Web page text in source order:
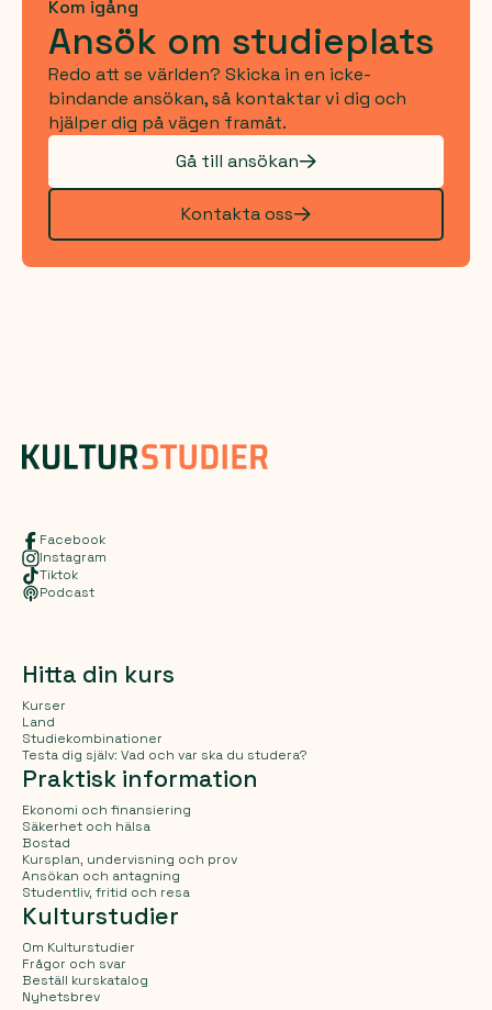
Kom igång
Ansök om studieplats
Redo att se världen? Skicka in en icke-
bindande ansökan, så kontaktar vi dig och
hjälper dig på vägen framåt.
Gå till ansökan
Kontakta oss
Facebook
Instagram
Tiktok
Podcast
Hitta din kurs
Kurser
Land
Studiekombinationer
Testa dig själv: Vad och var ska du studera?
Praktisk information
Ekonomi och finansiering
Säkerhet och hälsa
Bostad
Kursplan, undervisning och prov
Ansökan och antagning
Studentliv, fritid och resa
Kulturstudier
Om Kulturstudier
Frågor och svar
Beställ kurskatalog
Nyhetsbrev